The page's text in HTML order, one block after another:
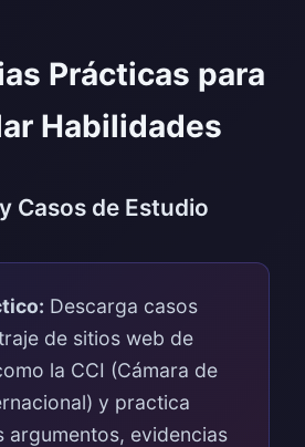
Prácticas para
Habilidades
Casos de Estudio
Descarga casos
de sitios web de
la CCI (Cámara de
y practica
argumentos, evidencias